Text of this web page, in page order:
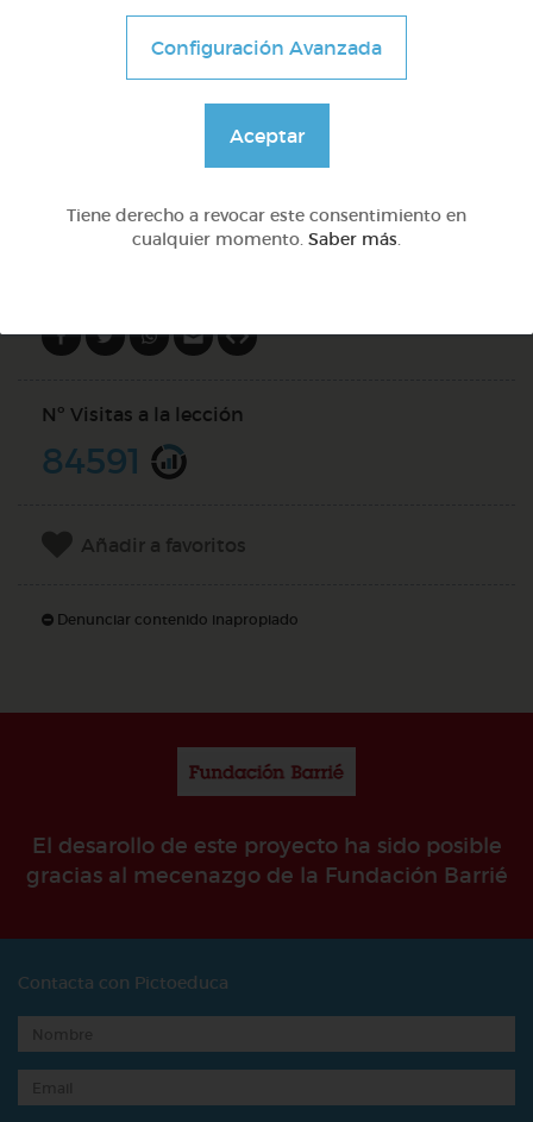
1º Primaria (6-7 años)
Inglés: people, family & job
DOCS (9)
Nº Visitas a la lección
84591
Añadir a favoritos
Denunciar contenido inapropiado
El desarollo de este proyecto ha sido posible
gracias al mecenazgo de la Fundación Barrié
Contacta con Pictoeduca
Configuración Avanzada
Aceptar
Tiene derecho a revocar este consentimiento en
cualquier momento. Saber más.